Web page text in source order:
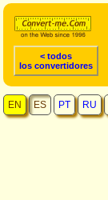
< todos
los convertidores
EN ES PT RU